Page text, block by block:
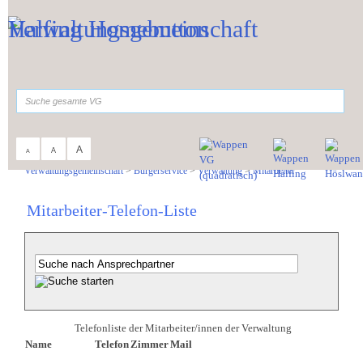
A A A
Verwaltungsgemeinschaft>Bürgerservice>Verwaltung>Mitarbeiter
Mitarbeiter-Telefon-Liste
Telefonliste der Mitarbeiter/innen der Verwaltung
Name
Telefon ZimmerMail